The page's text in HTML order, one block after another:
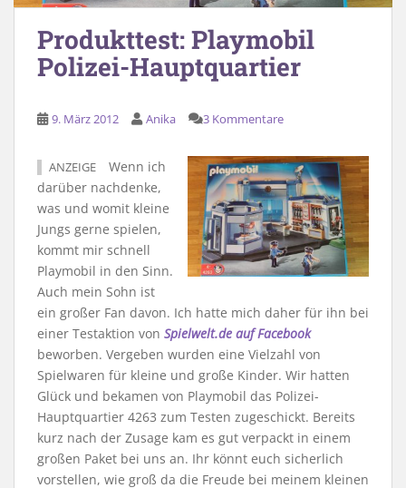
Produkttest: Playmobil
Polizei-Hauptquartier
9. März 2012 Anika 3 Kommentare
ANZEIGE
Wenn ich
darüber nachdenke,
was und womit kleine
Jungs gerne spielen,
kommt mir schnell
Playmobil in den Sinn.
Auch mein Sohn ist
ein großer Fan davon. Ich hatte mich daher für ihn bei
einer Testaktion von Spielwelt.de auf Facebook
beworben. Vergeben wurden eine Vielzahl von
Spielwaren für kleine und große Kinder. Wir hatten
Glück und bekamen von Playmobil das Polizei-
Hauptquartier 4263 zum Testen zugeschickt. Bereits
kurz nach der Zusage kam es gut verpackt in einem
großen Paket bei uns an. Ihr könnt euch sicherlich
vorstellen, wie groß da die Freude bei meinem kleinen